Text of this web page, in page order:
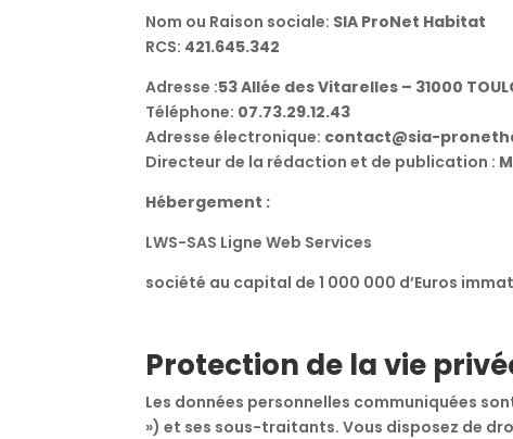
Nom ou Raison sociale: SIA ProNet Habitat
RCS: 421.645.342
Adresse :53 Allée des Vitarelles – 31000
Téléphone: 07.73.29.12.43
Adresse électronique: contact@sia-
Directeur de la rédaction et de publication :
Hébergement :
LWS-SAS Ligne Web Services
société au capital de 1 000 000 d’Euros
Protection de la vie
Les données personnelles communiquées
») et ses sous-traitants. Vous disposez de